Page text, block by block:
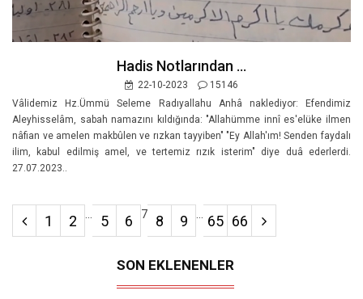
Hadis Notlarından ...
22-10-2023
15146
Vâlidemiz Hz.Ümmü Seleme Radıyallahu Anhâ naklediyor: Efendimiz
Aleyhisselâm, sabah namazını kıldığında: "Allahümme innî es'elüke ilmen
nâfian ve amelen makbûlen ve rızkan tayyiben" "Ey Allah'ım! Senden faydalı
ilim, kabul edilmiş amel, ve tertemiz rızık isterim" diye duâ ederlerdi.
27.07.2023..
1 2 ... 5 6 7 8 9 ... 65 66
SON EKLENENLER